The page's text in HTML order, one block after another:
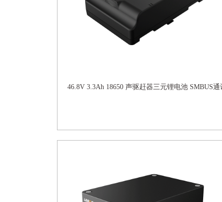
46.8V 3.3Ah 18650 声驱赶器三元锂电池 SMBUS通